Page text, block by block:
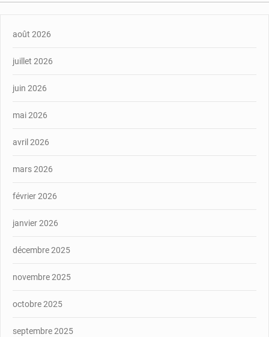
août 2026
juillet 2026
juin 2026
mai 2026
avril 2026
mars 2026
février 2026
janvier 2026
décembre 2025
novembre 2025
octobre 2025
septembre 2025